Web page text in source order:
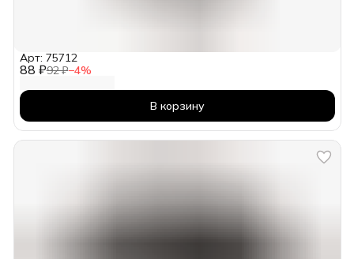
88 ₽92 ₽−4%
Арт: 75712
В корзину